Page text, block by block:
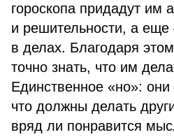
гороскопа придадут им
и решительности, а
в делах. Благодаря
точно знать, что им
Единственное «но»: они
что должны делать
вряд ли понравится